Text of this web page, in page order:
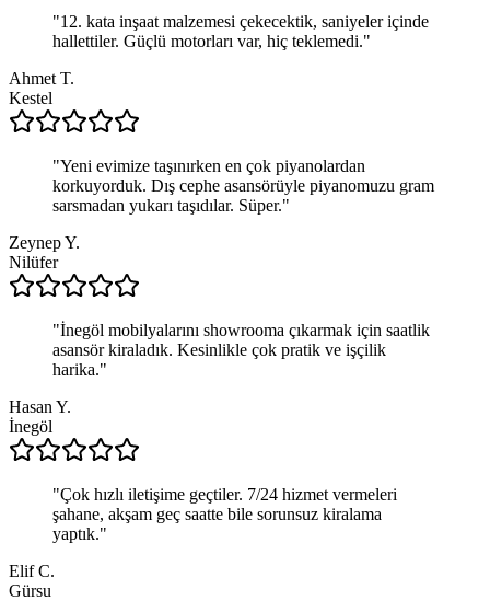
"12. kata inşaat malzemesi çekecektik, saniyeler içinde
hallettiler. Güçlü motorları var, hiç teklemedi."
Ahmet T.
Kestel
"Yeni evimize taşınırken en çok piyanolardan
korkuyorduk. Dış cephe asansörüyle piyanomuzu gram
sarsmadan yukarı taşıdılar. Süper."
Zeynep Y.
Nilüfer
"İnegöl mobilyalarını showrooma çıkarmak için saatlik
asansör kiraladık. Kesinlikle çok pratik ve işçilik
harika."
Hasan Y.
İnegöl
"Çok hızlı iletişime geçtiler. 7/24 hizmet vermeleri
şahane, akşam geç saatte bile sorunsuz kiralama
yaptık."
Elif C.
Gürsu